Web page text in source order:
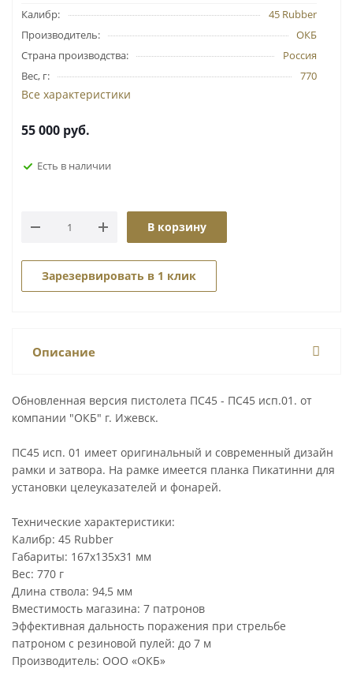
Калибр:
45 Rubber
Производитель:
ОКБ
Страна производства:
Россия
Вес, г:
770
Все характеристики
55 000 руб.
Есть в наличии
В корзину
Зарезервировать в 1 клик
Описание
Обновленная версия пистолета ПС45 - ПС45 исп.01. от
компании "ОКБ" г. Ижевск.
ПС45 исп. 01 имеет оригинальный и современный дизайн
рамки и затвора. На рамке имеется планка Пикатинни для
установки целеуказателей и фонарей.
Технические характеристики:
Калибр: 45 Rubber
Габариты: 167х135х31 мм
Вес: 770 г
Длина ствола: 94,5 мм
Вместимость магазина: 7 патронов
Эффективная дальность поражения при стрельбе
патроном с резиновой пулей: до 7 м
Производитель: ООО «ОКБ»